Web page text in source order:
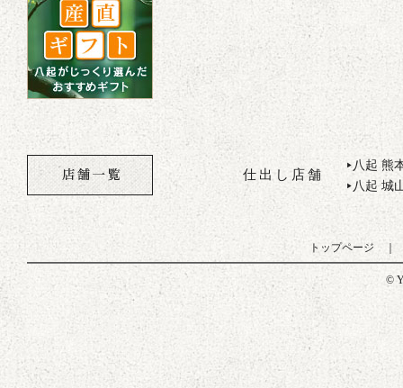
仕出し店舗
▶ 八起 熊
▶ 八起 城
トップページ
©